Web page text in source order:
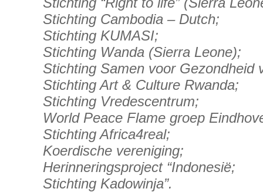
Stichting Cambodia – Dutch;
Stichting KUMASI;
Stichting Wanda (Sierra Leone);
Stichting Samen voor Gezondheid
Stichting Art & Culture Rwanda;
Stichting Vredescentrum;
World Peace Flame groep
Stichting Africa4real;
Koerdische vereniging;
Herinneringsproject “Indonesië;
Stichting Kadowinja”.